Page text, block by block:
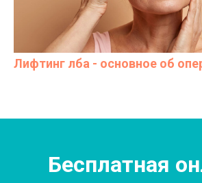
Лифтинг лба - основное об